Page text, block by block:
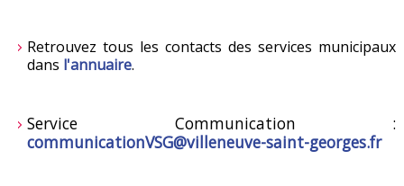
Retrouvez tous les contacts des services municipaux
dans l'annuaire.
Service Communication :
communicationVSG@villeneuve-saint-georges.fr